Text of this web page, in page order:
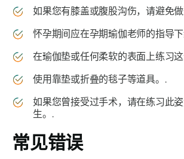
如果您有膝盖或腹股沟伤，请避免
怀孕期间应在孕期瑜伽老师的指导
在瑜伽垫或任何柔软的表面上练习
使用靠垫或折叠的毯子等道具。.
如果您曾接受过手术，请在练习此
生。.
常见错误